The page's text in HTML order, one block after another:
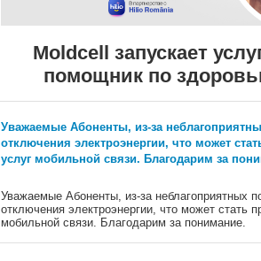
Moldcell запускает
помощник по
Уважаемые Абоненты, из-за
отключения электроэнергии, что может
услуг мобильной связи. Благодарим за
Уважаемые Абоненты, из-за неблагоприятных
отключения электроэнергии, что может стать
мобильной связи. Благодарим за понимание.